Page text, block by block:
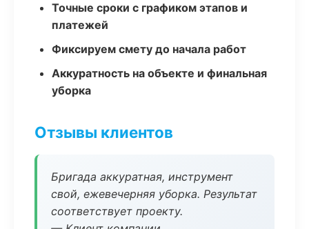
Точные сроки с графиком этапов и
платежей
Фиксируем смету до начала работ
Аккуратность на объекте и финальная
уборка
Отзывы клиентов
Бригада аккуратная, инструмент
свой, ежевечерняя уборка. Результат
соответствует проекту.